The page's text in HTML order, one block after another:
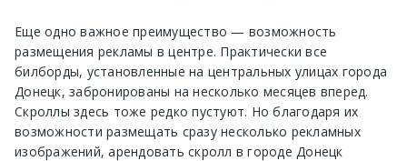
Еще одно важное преимущество — возможность
размещения рекламы в центре. Практически все
билборды, установленные на центральных улицах города
Донецк, забронированы на несколько месяцев вперед.
Скроллы здесь тоже редко пустуют. Но благодаря их
возможности размещать сразу несколько рекламных
изображений, арендовать скролл в городе Донецк